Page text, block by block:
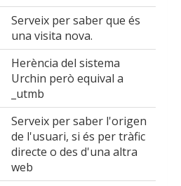
Serveix per saber que és
una visita nova.
Herència del sistema
Urchin però equival a
_utmb
Serveix per saber l'origen
de l'usuari, si és per tràfic
directe o des d'una altra
web